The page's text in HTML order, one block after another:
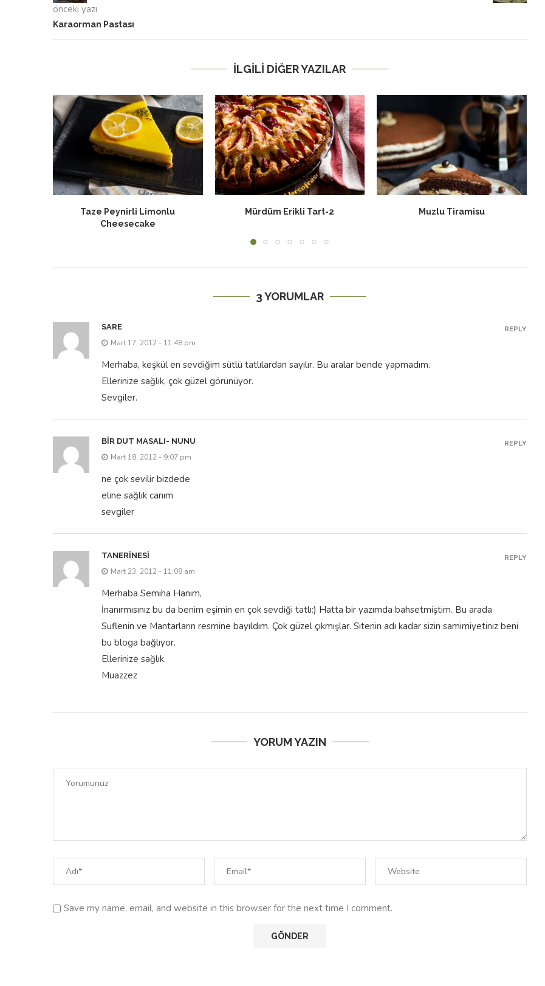
önceki yazı
Karaorman Pastası
İLGILI DIĞER YAZILAR
Mürdüm Erikli Tart-2 Muzlu Tiramisu Karadutlu Cheesecake
Mart 17, 2012 - 11:48 pm
Ellerinize sağlık, çok güzel görünüyor.
Sevgiler.
Mart 18, 2012 - 9:07 pm
eline sağlık canım
sevgiler
Mart 23, 2012 - 11:08 am
İnanırmısınız bu da benim eşimin en çok sevdiği tatlı:) Hatta bir yazımda bahsetmiştim. Bu arada
Suflenin ve Mantarların resmine bayıldım. Çok güzel çıkmışlar. Sitenin adı kadar sizin samimiyetiniz beni
bu bloga bağlıyor.
Ellerinize sağlık.
Muazzez